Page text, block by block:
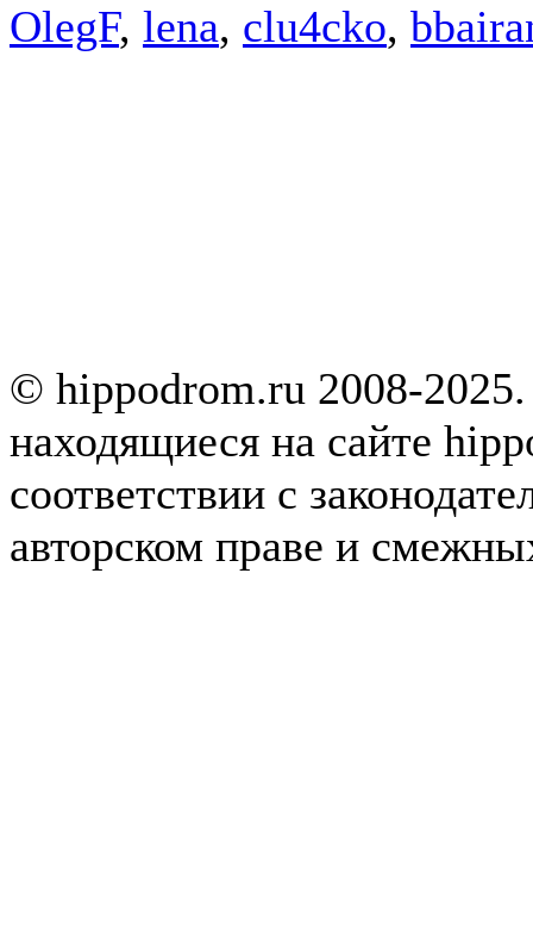
OlegF, lena, clu4cko,
© hippodrom.ru 2008-
находящиеся на сайте
соответствии с
авторском праве и